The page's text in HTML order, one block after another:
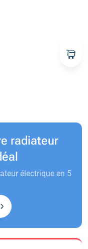
radiateur
électriqueen 5